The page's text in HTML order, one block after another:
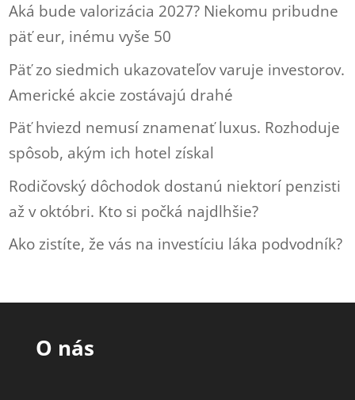
Aká bude valorizácia 2027? Niekomu pribudne
päť eur, inému vyše 50
Päť zo siedmich ukazovateľov varuje investorov.
Americké akcie zostávajú drahé
Päť hviezd nemusí znamenať luxus. Rozhoduje
spôsob, akým ich hotel získal
Rodičovský dôchodok dostanú niektorí penzisti
až v októbri. Kto si počká najdlhšie?
Ako zistíte, že vás na investíciu láka podvodník?
O nás